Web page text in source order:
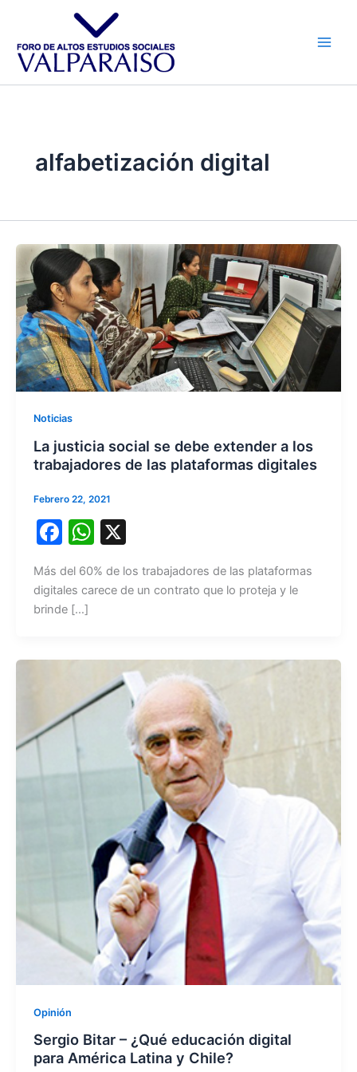
contenido
alfabetización digital
Noticias
La justicia social se debe extender a los
trabajadores de las plataformas digitales
Febrero 22, 2021
F
c
e
o
k
W
at
p
p
X
Más del 60% de los trabajadores de las plataformas
digitales carece de un contrato que lo proteja y le
brinde […]
Opinión
Sergio Bitar – ¿Qué educación digital
para América Latina y Chile?